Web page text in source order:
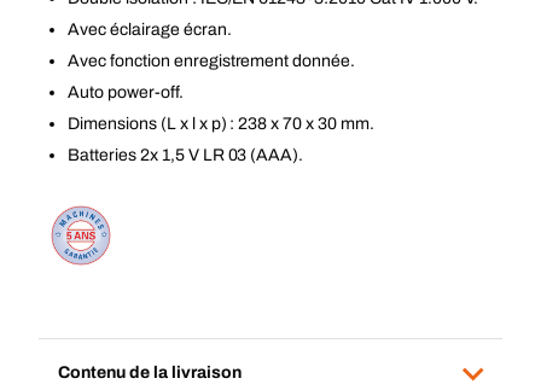
Avec éclairage écran.
Avec fonction enregistrement donnée.
Auto power-off.
Dimensions (L x l x p) : 238 x 70 x 30 mm.
Batteries 2x 1,5 V LR 03 (AAA).
Contenu de la livraison